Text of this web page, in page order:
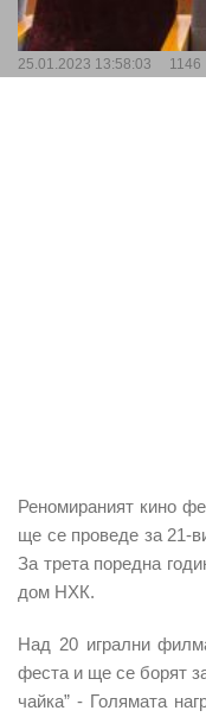
25.01.2023 13:58:03 1146
Реномираният кино
ще се проведе за 21-
За трета поредна
дом НХК.
Над 20 игрални
феста и ще се борят
чайка” - Голямата